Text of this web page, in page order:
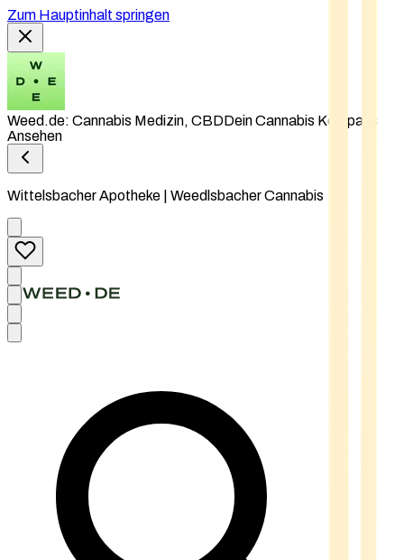
Zum Hauptinhalt springen
Weed.de: Cannabis Medizin, CBDDein Cannabis Kompass
Ansehen
Wittelsbacher Apotheke | Weedlsbacher Cannabis